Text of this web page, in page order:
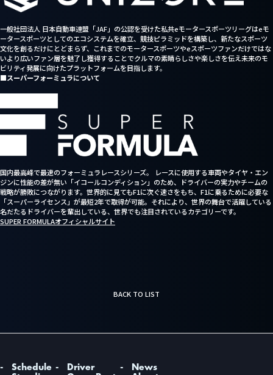
パートナー・スポンサーに関するお問い合
わせ
メディア掲載・取材に関するお問い合わせ
一般社団法人 日本自動車連盟「JAF」の公認を受けた私共eモータースポーツリーグはeモ
ータースポーツとしてのエコシステムを確立、競技ピラミッドを構築し、新たなスポーツ
文化を創るだけにとどまらず、これまでのモータースポーツやeスポーツファンだけではな
いより広いファン層を魅了し獲得することでクルマの素晴らしさや楽しさを伝え未来のモ
ビリティ発展に向けたプラットフォームを目指します。
■スーパーフォーミュラについて
国内最高峰で最速のフォーミュラレースシリーズ。 レースに使用する車両やタイヤ・エン
ジンに性能の差が無い「イコールコンディション」のため、ドライバーの実力やチームの
戦略が勝敗につながります。世界的に見てもF1に次ぐ速さをもち、F1に乗るために必要な
「スーパーライセンス」が最短2年で取得が可能。それにより、世界の舞台で活躍している
名だたるドライバーを輩出している、世界でも注目されているカテゴリーです。
SUPER FORMULAオフィシャルサイト
BACK TO LIST
Schedule
Driver
News